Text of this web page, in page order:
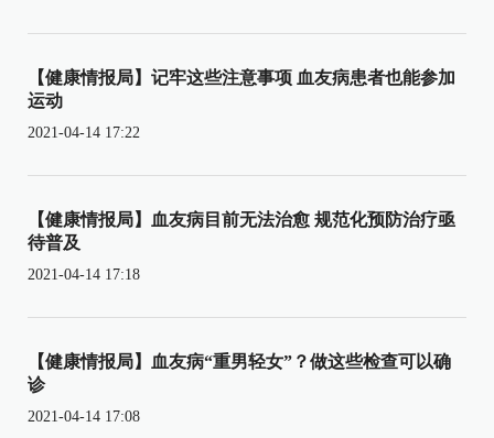
【健康情报局】记牢这些注意事项 血友病患者也能参加
运动
2021-04-14 17:22
【健康情报局】血友病目前无法治愈 规范化预防治疗亟
待普及
2021-04-14 17:18
【健康情报局】血友病“重男轻女”？做这些检查可以确
诊
2021-04-14 17:08